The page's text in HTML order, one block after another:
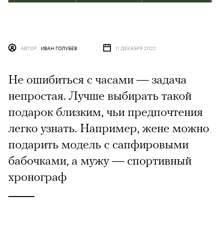
АВТОР ИВАН ГОЛУБЕВ 11 ДЕКАБРЯ 2022
Не ошибиться с часами — задача
непростая. Лучше выбирать такой
подарок близким, чьи предпочтения
легко узнать. Например, жене можно
подарить модель с сапфировыми
бабочками, а мужу — спортивный
хронограф